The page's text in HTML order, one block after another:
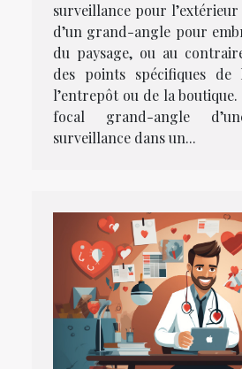
surveillance pour l’extérieur
d’un grand-angle pour
du paysage, ou au
des points spécifiques
l’entrepôt ou de la
focal grand-angle
surveillance dans un...